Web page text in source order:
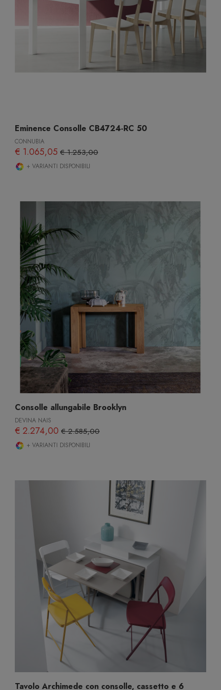
Eminence Consolle CB4724-RC 50
CONNUBIA
€ 1.065,05 € 1.253,00
+ VARIANTI DISPONIBILI
Consolle allungabile Brooklyn
DEVINA NAIS
€ 2.274,00 € 2.585,00
+ VARIANTI DISPONIBILI
Tavolo Archimede con consolle, cassetto e 6